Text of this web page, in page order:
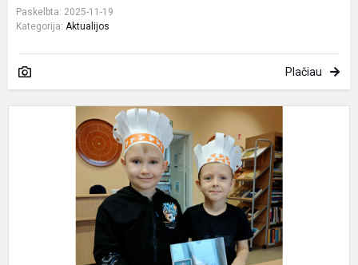
Paskelbta: 2025-11-19
Kategorija: Aktualijos
Plačiau